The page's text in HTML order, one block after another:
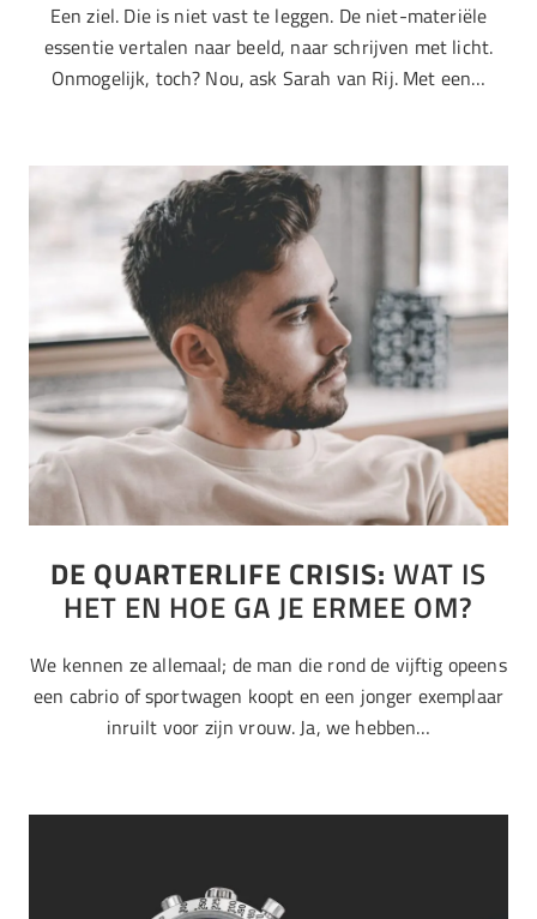
Een ziel. Die is niet vast te leggen. De niet-materiële
essentie vertalen naar beeld, naar schrijven met licht.
Onmogelijk, toch? Nou, ask Sarah van Rij. Met een…
DE QUARTERLIFE CRISIS: WAT IS
HET EN HOE GA JE ERMEE OM?
We kennen ze allemaal; de man die rond de vijftig opeens
een cabrio of sportwagen koopt en een jonger exemplaar
inruilt voor zijn vrouw. Ja, we hebben…